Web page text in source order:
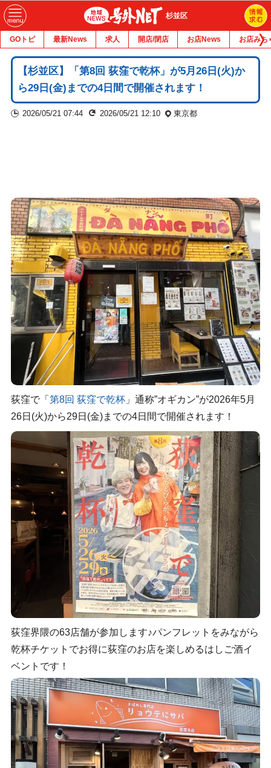
杉並区
GOトピ 最新News 求人 開店/閉店 お店News お店みち
【杉並区】「第8回 荻窪で乾杯」が5月26日(火)か
ら29日(金)までの4日間で開催されます！
2026/05/21 07:44 2026/05/21 12:10 東京都
荻窪で「 第8回 荻窪で乾杯」通称”オギカン”が2026年5月
26日(火)から29日(金)までの4日間で開催されます！
荻窪界隈の63店舗が参加します♪パンフレットをみながら
乾杯チケットでお得に荻窪のお店を楽しめるはしご酒イ
ベントです！